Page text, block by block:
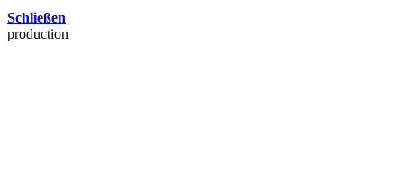
Schließen
production